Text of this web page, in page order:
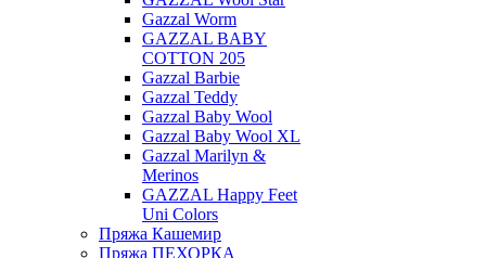
Gazzal Worm
GAZZAL BABY
COTTON 205
Gazzal Barbie
Gazzal Teddy
Gazzal Baby Wool
Gazzal Baby Wool XL
Gazzal Marilyn &
Merinos
GAZZAL Happy Feet
Uni Colors
Пряжа Кашемир
Пряжа ПЕХОРКА